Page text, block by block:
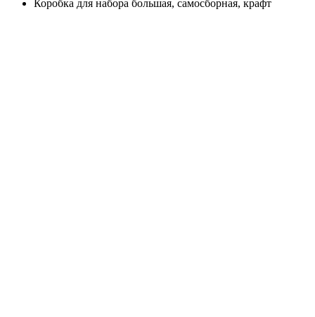
Коробка для набора большая, самосборная, крафт